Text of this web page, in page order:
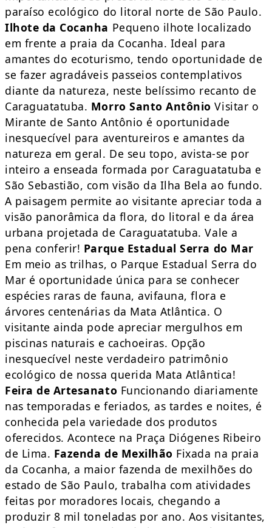
paraíso ecológico do litoral norte de São Paulo.
Ilhote da Cocanha Pequeno ilhote localizado
em frente a praia da Cocanha. Ideal para
amantes do ecoturismo, tendo oportunidade de
se fazer agradáveis passeios contemplativos
diante da natureza, neste belíssimo recanto de
Caraguatatuba. Morro Santo Antônio Visitar o
Mirante de Santo Antônio é oportunidade
inesquecível para aventureiros e amantes da
natureza em geral. De seu topo, avista-se por
inteiro a enseada formada por Caraguatatuba e
São Sebastião, com visão da Ilha Bela ao fundo.
A paisagem permite ao visitante apreciar toda a
visão panorâmica da flora, do litoral e da área
urbana projetada de Caraguatatuba. Vale a
pena conferir! Parque Estadual Serra do Mar
Em meio as trilhas, o Parque Estadual Serra do
Mar é oportunidade única para se conhecer
espécies raras de fauna, avifauna, flora e
árvores centenárias da Mata Atlântica. O
visitante ainda pode apreciar mergulhos em
piscinas naturais e cachoeiras. Opção
inesquecível neste verdadeiro patrimônio
ecológico de nossa querida Mata Atlântica!
Feira de Artesanato Funcionando diariamente
nas temporadas e feriados, as tardes e noites, é
conhecida pela variedade dos produtos
oferecidos. Acontece na Praça Diógenes Ribeiro
de Lima. Fazenda de Mexilhão Fixada na praia
da Cocanha, a maior fazenda de mexilhões do
estado de São Paulo, trabalha com atividades
feitas por moradores locais, chegando a
produzir 8 mil toneladas por ano. Aos visitantes,